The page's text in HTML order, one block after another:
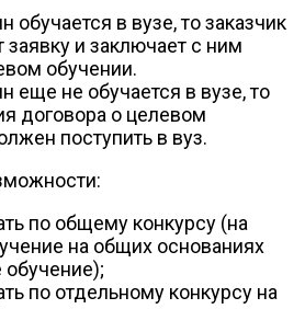
обучается в вузе, то заказчик
заявку и заключает с ним
обучении.
еще не обучается в вузе, то
договора о целевом
поступить в вуз.
по общему конкурсу (на
на общих основаниях
обучение);
по отдельному конкурсу на